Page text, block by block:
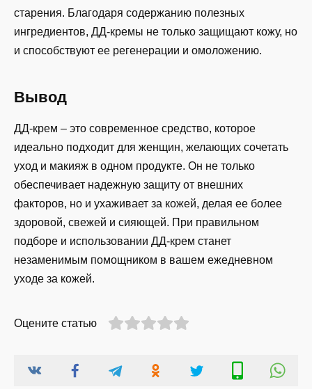
старения. Благодаря содержанию полезных
ингредиентов, ДД-кремы не только защищают кожу, но
и способствуют ее регенерации и омоложению.
Вывод
ДД-крем – это современное средство, которое
идеально подходит для женщин, желающих сочетать
уход и макияж в одном продукте. Он не только
обеспечивает надежную защиту от внешних
факторов, но и ухаживает за кожей, делая ее более
здоровой, свежей и сияющей. При правильном
подборе и использовании ДД-крем станет
незаменимым помощником в вашем ежедневном
уходе за кожей.
Оцените статью